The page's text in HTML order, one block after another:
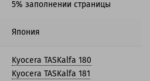
5% заполнении страницы
Япония
Kyocera TASKalfa 180
Kyocera TASKalfa 181